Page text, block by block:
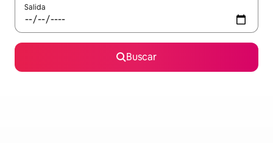
Salida
Buscar